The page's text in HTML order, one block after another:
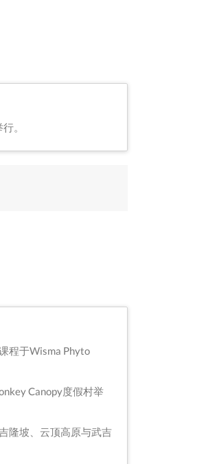
。
程于Wisma Phyto
Canopy度假村举
隆坡、云顶高原与武吉